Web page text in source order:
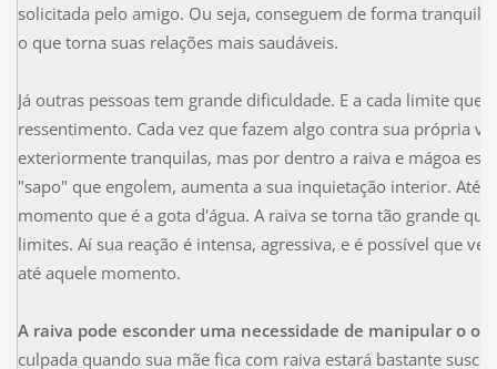
solicitada pelo amigo. Ou seja, conseguem de forma
o que torna suas relações mais saudáveis.
Já outras pessoas tem grande dificuldade. E a cada limite que
ressentimento. Cada vez que fazem algo contra sua própria
exteriormente tranquilas, mas por dentro a raiva e mágoa
"sapo" que engolem, aumenta a sua inquietação interior. Até
momento que é a gota d'água. A raiva se torna tão grande
limites. Aí sua reação é intensa, agressiva, e é possível que
até aquele momento.
A raiva pode esconder uma necessidade de manipular o
culpada quando sua mãe fica com raiva estará bastante